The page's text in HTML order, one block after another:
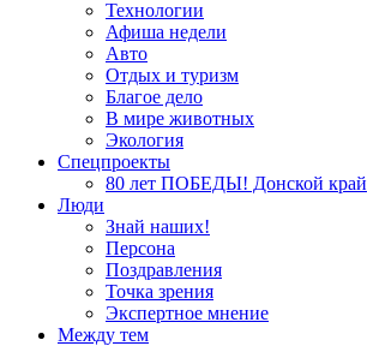
Технологии
Афиша недели
Авто
Отдых и туризм
Благое дело
В мире животных
Экология
Спецпроекты
80 лет ПОБЕДЫ! Донской край
Люди
Знай наших!
Персона
Поздравления
Точка зрения
Экспертное мнение
Между тем